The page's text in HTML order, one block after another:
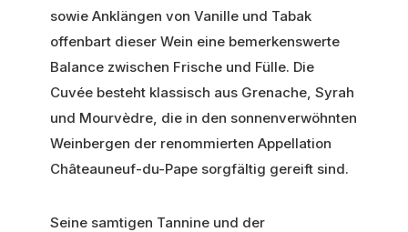
sowie Anklängen von Vanille und Tabak
offenbart dieser Wein eine bemerkenswerte
Balance zwischen Frische und Fülle. Die
Cuvée besteht klassisch aus Grenache, Syrah
und Mourvèdre, die in den sonnenverwöhnten
Weinbergen der renommierten Appellation
Châteauneuf-du-Pape sorgfältig gereift sind.
Seine samtigen Tannine und der